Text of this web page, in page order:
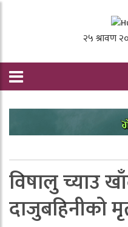
विषालु च्याउ
दाजुबहिनीको